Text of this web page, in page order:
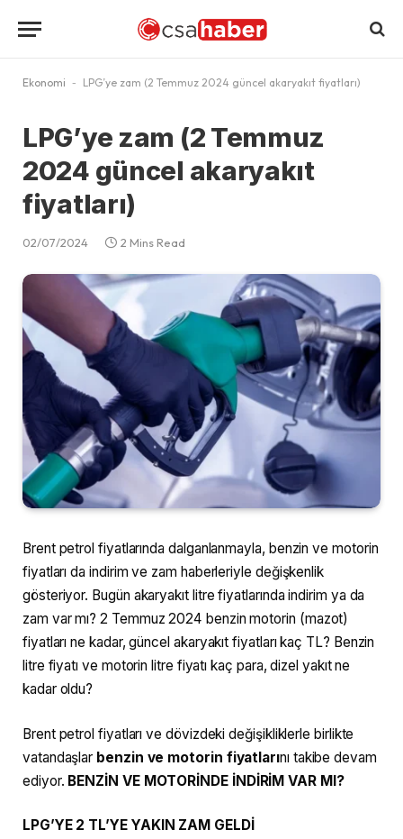
Ekonomi - LPG’ye zam (2 Temmuz 2024 güncel akaryakıt fiyatları)
LPG’ye zam (2 Temmuz
2024 güncel akaryakıt
fiyatları)
02/07/2024 2 Mins Read
Brent petrol fiyatlarında dalganlanmayla, benzin ve motorin
fiyatları da indirim ve zam haberleriyle değişkenlik
gösteriyor. Bugün akaryakıt litre fiyatlarında indirim ya da
zam var mı? 2 Temmuz 2024 benzin motorin (mazot)
fiyatları ne kadar, güncel akaryakıt fiyatları kaç TL? Benzin
litre fiyatı ve motorin litre fiyatı kaç para, dizel yakıt ne
kadar oldu?
Brent petrol fiyatları ve dövizdeki değişikliklerle birlikte
vatandaşlar benzin ve motorin fiyatlarını takibe devam
ediyor. BENZİN VE MOTORİNDE İNDİRİM VAR MI?
LPG’YE 2 TL’YE YAKIN ZAM GELDİ